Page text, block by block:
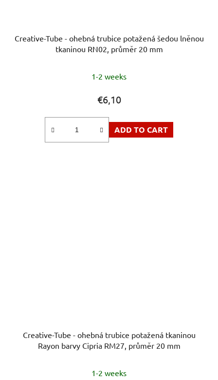
Creative-Tube - ohebná trubice potažená šedou lněnou
tkaninou RN02, průměr 20 mm
1-2 weeks
€6,10
ADD TO CART
Creative-Tube - ohebná trubice potažená tkaninou
Rayon barvy Cipria RM27, průměr 20 mm
1-2 weeks